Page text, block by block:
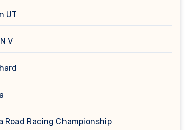
UT
V
Road Racing Championship